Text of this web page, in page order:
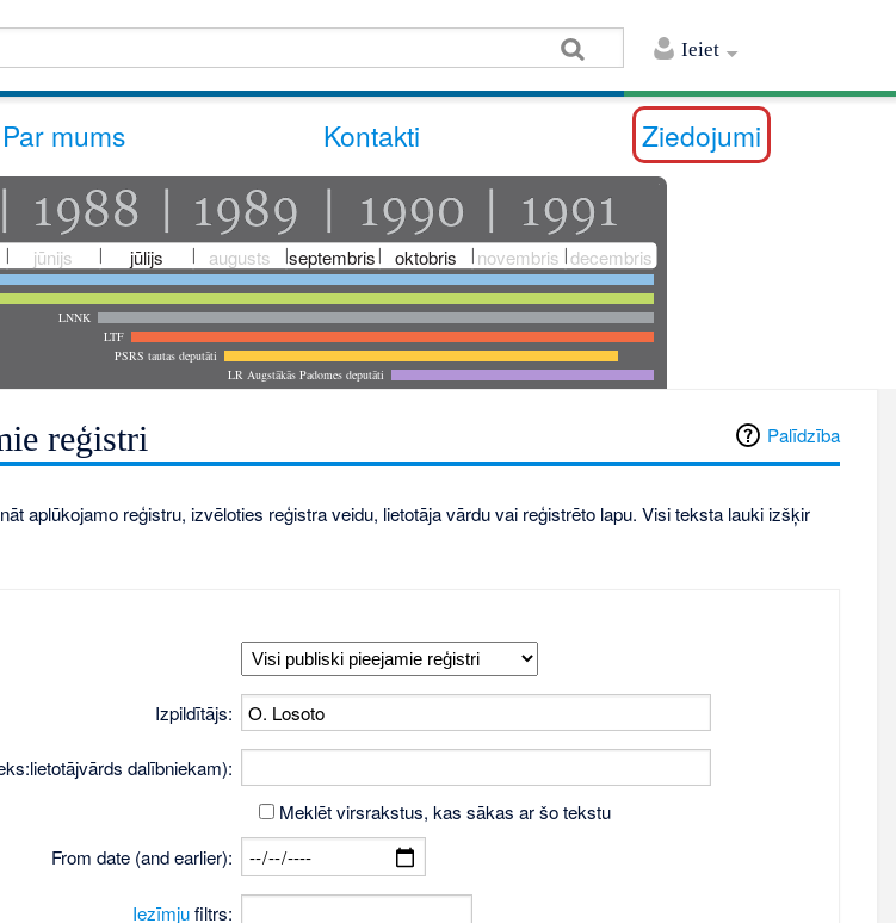
Ieiet
Par mums Kontakti Ziedojumi
jūnijs jūlijs augusts septembris oktobris novembris decembris
LNNK
LTF
PSRS tautas deputāti
LR Augstākās Padomes deputāti
Palīdzība
reģistri
aplūkojamo reģistru, izvēloties reģistra veidu, lietotāja vārdu vai reģistrēto lapu. Visi teksta lauki izšķir
Izpildītājs:
dalībniekam):
Meklēt virsrakstus, kas sākas ar šo tekstu
From date (and earlier):
Iezīmjufiltrs: